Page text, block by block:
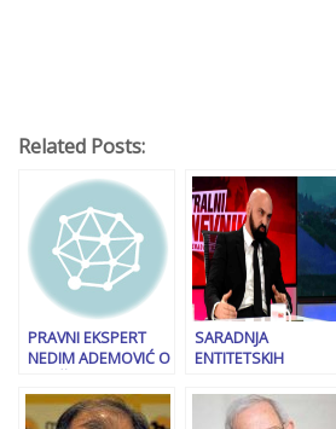
Related Posts:
PRAVNI EKSPERT
NEDIM ADEMOVIĆ O
POSTUPKU PROTIV
DODIKA: Ovo će
SARADNJA
ENTITETSKIH
demantovao Avdića